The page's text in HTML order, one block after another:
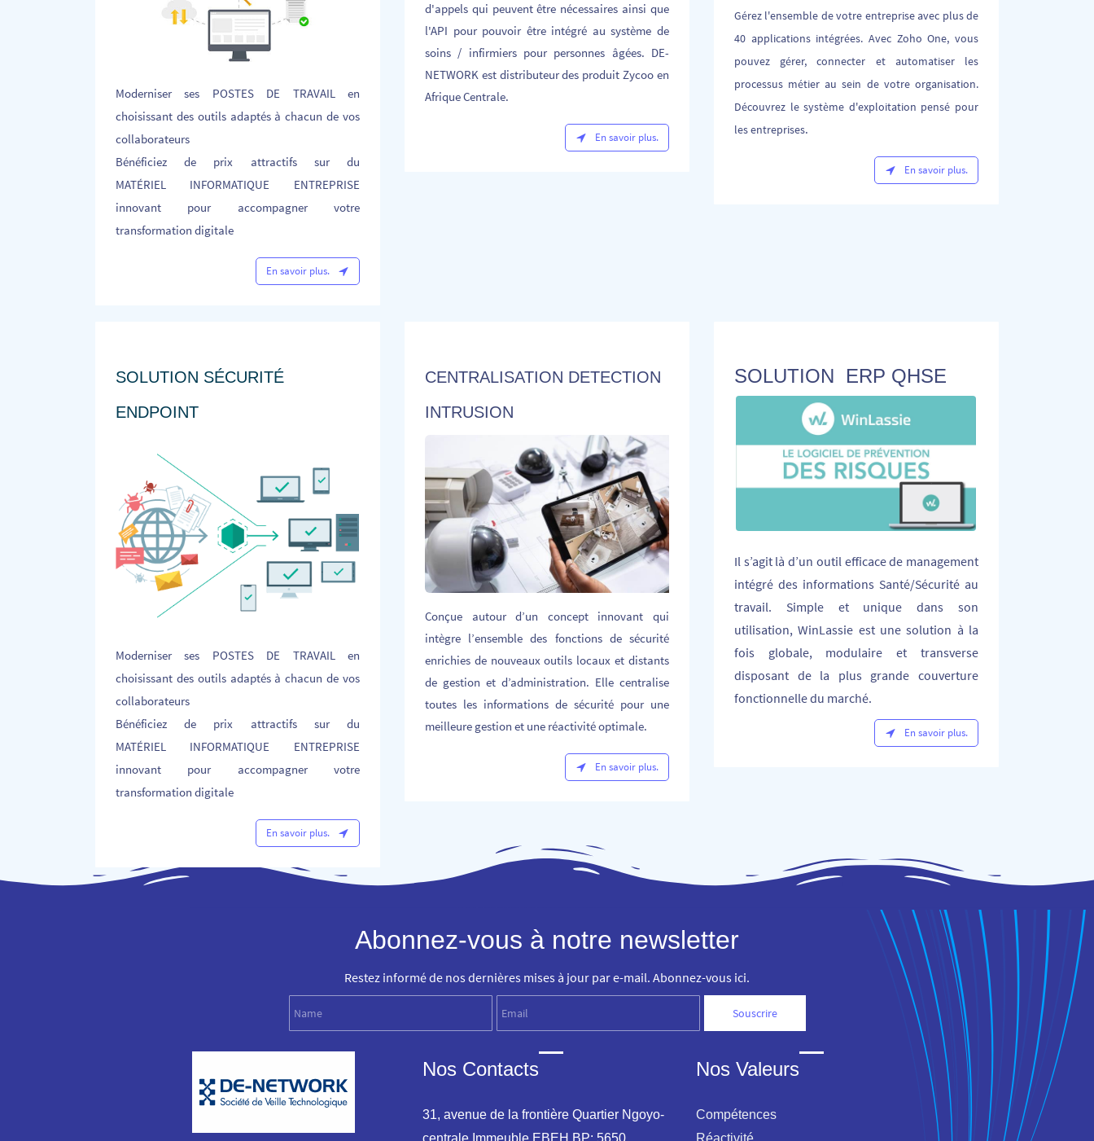
Moderniser ses POSTES DE TRAVAIL en
choisissant des outils adaptés à chacun de vos
collaborateurs
Bénéficiez de prix attractifs sur du
MATÉRIEL INFORMATIQUE ENTREPRISE
innovant pour accompagner votre
transformation digitale
En savoir plus.
d'appels qui peuvent être nécessaires ainsi que
l'API pour pouvoir être intégré au système de
soins / infirmiers pour personnes âgées. DE-
NETWORK est distributeur des produit Zycoo en
Afrique Centrale.
En savoir plus.
Gérez l'ensemble de votre entreprise avec plus de
40 applications intégrées. Avec Zoho One, vous
pouvez gérer, connecter et automatiser les
processus métier au sein de votre organisation.
Découvrez le système d'exploitation pensé pour
les entreprises.
En savoir plus.
SOLUTION SÉCURITÉ
ENDPOINT
Moderniser ses POSTES DE TRAVAIL en
choisissant des outils adaptés à chacun de vos
collaborateurs
Bénéficiez de prix attractifs sur du
MATÉRIEL INFORMATIQUE ENTREPRISE
innovant pour accompagner votre
transformation digitale
En savoir plus.
CENTRALISATION DETECTION
INTRUSION
Conçue autour d’un concept innovant qui
intègre l’ensemble des fonctions de sécurité
enrichies de nouveaux outils locaux et distants
de gestion et d’administration. Ellecentralise
toutes les informations de sécurité pour une
meilleure gestion et une réactivité optimale.
En savoir plus.
SOLUTION ERP QHSE
Il s’agit là d’un outil efficace de management
intégré des informations Santé/Sécurité au
travail. Simple et unique dans son
utilisation, WinLassie est une solution à la
fois globale, modulaire et transverse
disposant de la plus grande couverture
fonctionnelle du marché.
En savoir plus.
Abonnez-vous à notre newsletter
Restez informé de nos dernières mises à jour par e-mail. Abonnez-vous ici.
Souscrire
Nos Contacts
31, avenue de la frontière Quartier Ngoyo-
centrale Immeuble EBEH BP: 5650
Nos Valeurs
Compétences
Réactivité